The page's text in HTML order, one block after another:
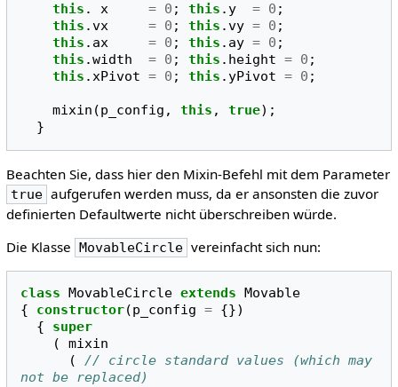
this . x = 0 ; this . y = 0 ;
this .vx = 0 ; this .vy = 0 ;
this . ax = 0 ; this . ay = 0 ;
this .width = 0 ; this . height = 0 ;
this .xPivot = 0 ; this . yPivot = 0 ;
mixin (p_config , this , true);
}
Beachten Sie, dass hier den Mixin-Befehl mit dem Parameter
true aufgerufen werden muss, da er ansonsten die zuvor
definierten Defaultwerte nicht überschreiben würde.
Die Klasse MovableCircle vereinfacht sich nun:
class MovableCircle extends
Movable
{
constructor(p_config = {})
{
super
(
mixin
(
// circle standard values (which may
not be replaced)